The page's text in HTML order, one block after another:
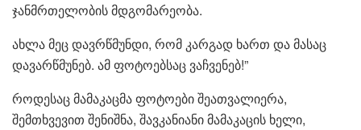
ჯანმრთელობის მდგომარეობა.
ახლა მეც დავრწმუნდი, რომ კარგად ხართ და მასაც
დავარწმუნებ. ამ ფოტოებსაც ვაჩვენებ!”
როდესაც მამაკაცმა ფოტოები შეათვალიერა,
შემთხვევით შენიშნა, შავკანიანი მამაკაცის ხელი,